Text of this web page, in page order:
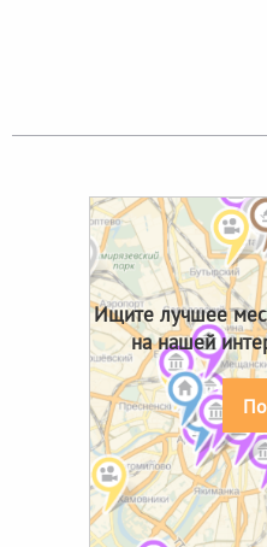
Ищите лучшее
на нашей